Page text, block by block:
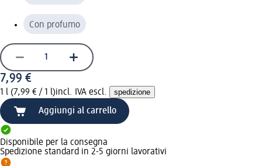
Con profumo
7,99 €
1 l (7,99 € / 1 l)incl. IVA escl. spedizione
Aggiungi al carrello
Disponibile per la consegna
Spedizione standard in 2-5 giorni lavorativi